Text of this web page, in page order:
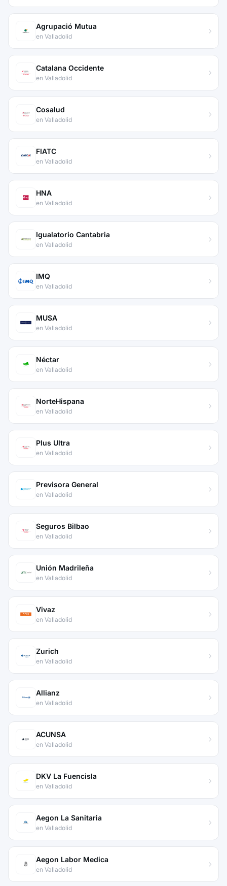
Agrupació Mutua
en Valladolid
Catalana Occidente
en Valladolid
Cosalud
en Valladolid
FIATC
en Valladolid
HNA
en Valladolid
Igualatorio Cantabria
en Valladolid
IMQ
en Valladolid
MUSA
en Valladolid
Néctar
en Valladolid
NorteHispana
en Valladolid
Plus Ultra
en Valladolid
Previsora General
en Valladolid
Seguros Bilbao
en Valladolid
Unión Madrileña
en Valladolid
Vivaz
en Valladolid
Zurich
en Valladolid
Allianz
en Valladolid
ACUNSA
en Valladolid
DKV La Fuencisla
en Valladolid
Aegon La Sanitaria
en Valladolid
Aegon Labor Medica
en Valladolid